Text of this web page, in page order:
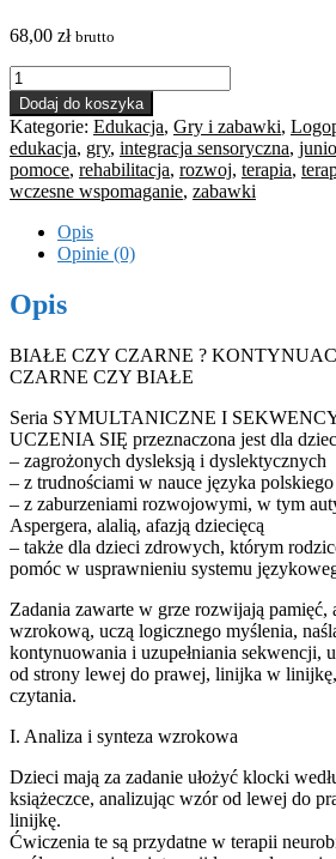
68,00 zł brutto
ilość
BIAŁE
CZY
CZARNE
?
Dodaj do koszyka
Kategorie: Edukacja, Gry i zabawki,
edukacja, gry, integracja sensoryczna,
pomoce, rehabilitacja, rozwoj, terapia,
wczesne wspomaganie, zabawki
Opis
Opinie (0)
Opis
BIAŁE CZY CZARNE ?
CZARNE CZY BIAŁE
Seria SYMULTANICZNE I
UCZENIA SIĘ przeznaczona jest dla
– zagrożonych dysleksją i dyslektycznych
– z trudnościami w nauce języka
– z zaburzeniami rozwojowymi, w tym
Aspergera, alalią, afazją dziecięcą
– także dla dzieci zdrowych, którym
pomóc w usprawnieniu systemu
Zadania zawarte w grze rozwijają pamięć,
wzrokową, uczą logicznego myślenia,
kontynuowania i uzupełniania sekwencji,
od strony lewej do prawej, linijka w
czytania.
I. Analiza i synteza wzrokowa
Dzieci mają za zadanie ułożyć klocki
książeczce, analizując wzór od lewej do
linijkę.
Ćwiczenia te są przydatne w terapii